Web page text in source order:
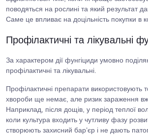
поводяться на рослині та який результат
Саме це впливає на доцільність покупки в
Профілактичні та лікувальні
За характером дії фунгіциди умовно
профілактичні та лікувальні.
Профілактичні препарати використовують
хвороби ще немає, але ризик зараження
Наприклад, після дощів, у період теплої
коли культура входить у чутливу фазу
створюють захисний бар’єр і не дають